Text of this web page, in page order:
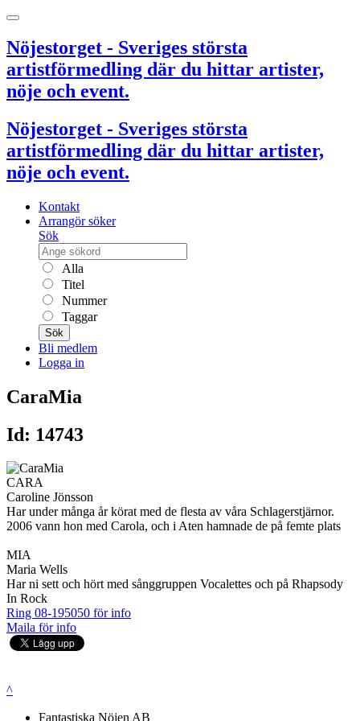
Nöjestorget - Sveriges största
artistförmedling där du hittar artister,
nöje och event.
Nöjestorget - Sveriges största
artistförmedling där du hittar artister,
nöje och event.
Kontakt
Arrangör söker
Sök
Alla
Titel
Nummer
Taggar
Sök
Bli medlem
Logga in
CaraMia
Id: 14743
CARA
Caroline Jönsson
Har under många år körat med de flesta av våra Schlagerstjärnor.
2006 vann hon med Carola, och i Aten hamnade de på femte plats
MIA
Maria Wells
Har ni sett och hört med sånggruppen Vocalettes och på Rhapsody
In Rock
Ring 08-195050 för info
Maila för info
^
Fantastiska Nöjen AB